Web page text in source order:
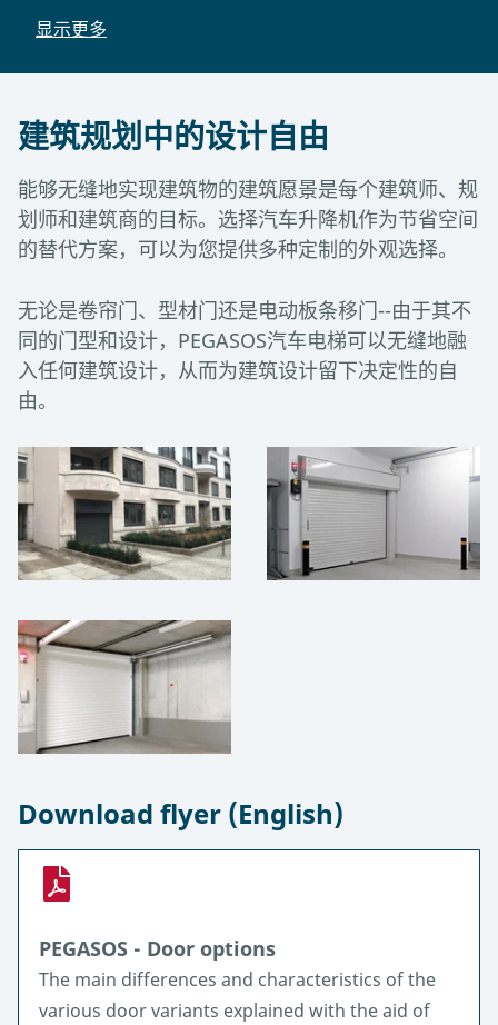
显示更多
建筑规划中的设计自由
能够无缝地实现建筑物的建筑愿景是每个建筑师、规
划师和建筑商的目标。选择汽车升降机作为节省空间
的替代方案，可以为您提供多种定制的外观选择。
无论是卷帘门、型材门还是电动板条移门--由于其不
同的门型和设计，PEGASOS汽车电梯可以无缝地融
入任何建筑设计，从而为建筑设计留下决定性的自
由。
Download flyer (English)
PEGASOS - Door options
The main differences and characteristics of the
various door variants explained with the aid of